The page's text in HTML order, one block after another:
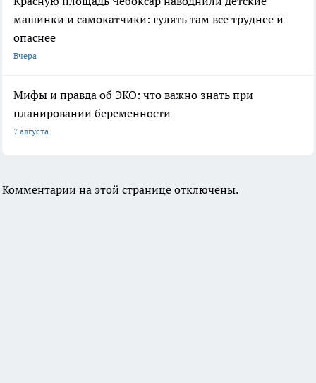
машинки и самокатчики: гулять там все труднее и
опаснее
Вчера
Мифы и правда об ЭКО: что важно знать при
планировании беременности
7 августа
Комментарии на этой странице отключены.